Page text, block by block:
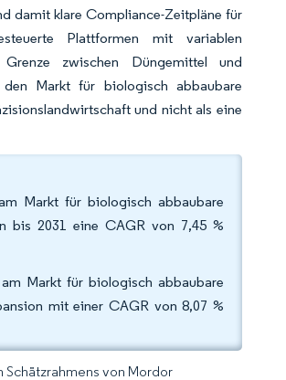
damit klare Compliance-Zeitpläne für
Plattformen mit variablen
zwischen Düngemittel und
Markt für biologisch abbaubare
und nicht als eine
Markt für biologisch abbaubare
bis 2031 eine CAGR von 7,45 %
Markt für biologisch abbaubare
mit einer CAGR von 8,07 %
von Mordor